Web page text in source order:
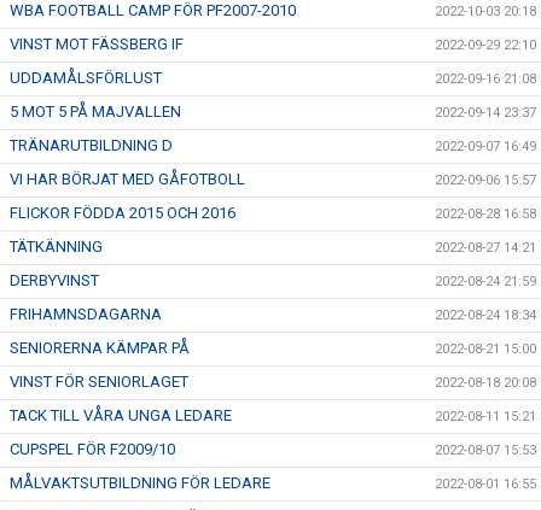
WBA FOOTBALL CAMP FÖR PF2007-2010 2022-10-03 20:18
VINST MOT FÄSSBERG IF 2022-09-29 22:10
UDDAMÅLSFÖRLUST 2022-09-16 21:08
5 MOT 5 PÅ MAJVALLEN 2022-09-14 23:37
TRÄNARUTBILDNING D 2022-09-07 16:49
VI HAR BÖRJAT MED GÅFOTBOLL 2022-09-06 15:57
FLICKOR FÖDDA 2015 OCH 2016 2022-08-28 16:58
TÄTKÄNNING 2022-08-27 14:21
DERBYVINST 2022-08-24 21:59
FRIHAMNSDAGARNA 2022-08-24 18:34
SENIORERNA KÄMPAR PÅ 2022-08-21 15:00
VINST FÖR SENIORLAGET 2022-08-18 20:08
TACK TILL VÅRA UNGA LEDARE 2022-08-11 15:21
CUPSPEL FÖR F2009/10 2022-08-07 15:53
MÅLVAKTSUTBILDNING FÖR LEDARE 2022-08-01 16:55